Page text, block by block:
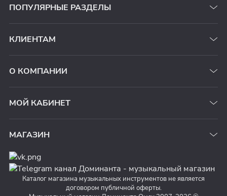
ПОПУЛЯРНЫЕ РАЗДЕЛЫ
КЛИЕНТАМ
О КОМПАНИИ
МОЙ КАБИНЕТ
МАГАЗИН
Каталог магазина музыкальных инструментов не является
договором публичной оферты.